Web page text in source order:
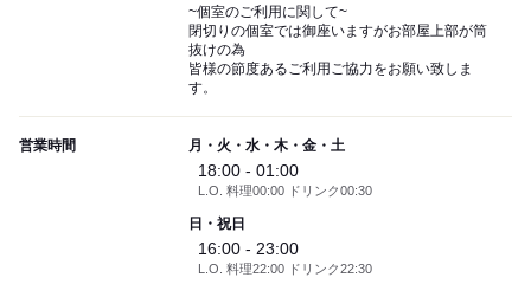
~個室のご利用に関して~
閉切りの個室では御座いますがお部屋上部が筒
抜けの為
皆様の節度あるご利用ご協力をお願い致しま
す。
営業時間 月・火・水・木・金・土
18:00 - 01:00
L.O. 料理00:00 ドリンク00:30
日・祝日
16:00 - 23:00
L.O. 料理22:00 ドリンク22:30